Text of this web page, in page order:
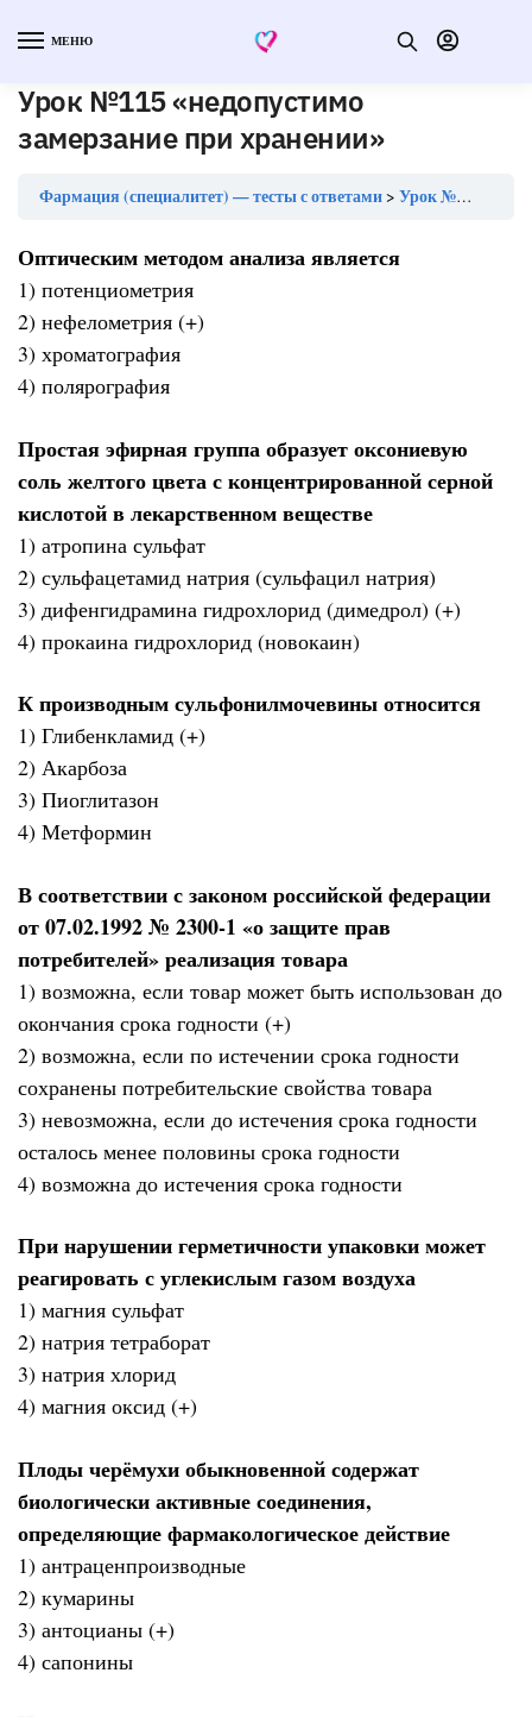
МЕНЮ
Урок №115 «недопустимо
замерзание при хранении»
Фармация (специалитет) — тесты с ответами Урок №115 «недопустимо замерзание при хранении»
Оптическим методом анализа является
1) потенциометрия
2) нефелометрия (+)
3) хроматография
4) полярография
Простая эфирная группа образует оксониевую
соль желтого цвета с концентрированной серной
кислотой в лекарственном веществе
1) атропина сульфат
2) сульфацетамид натрия (сульфацил натрия)
3) дифенгидрамина гидрохлорид (димедрол) (+)
4) прокаина гидрохлорид (новокаин)
К производным сульфонилмочевины относится
1) Глибенкламид (+)
2) Акарбоза
3) Пиоглитазон
4) Метформин
В соответствии с законом российской федерации
от 07.02.1992 № 2300-1 «о защите прав
потребителей» реализация товара
1) возможна, если товар может быть использован до
окончания срока годности (+)
2) возможна, если по истечении срока годности
сохранены потребительские свойства товара
3) невозможна, если до истечения срока годности
осталось менее половины срока годности
4) возможна до истечения срока годности
При нарушении герметичности упаковки может
реагировать с углекислым газом воздуха
1) магния сульфат
2) натрия тетраборат
3) натрия хлорид
4) магния оксид (+)
Плоды черёмухи обыкновенной содержат
биологически активные соединения,
определяющие фармакологическое действие
1) антраценпроизводные
2) кумарины
3) антоцианы (+)
4) сапонины